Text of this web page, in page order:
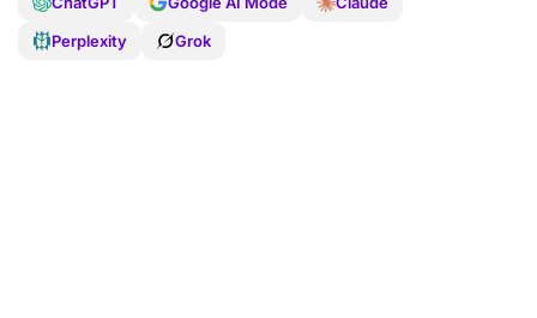
Perplexity
Grok